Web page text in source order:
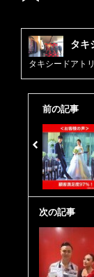
タキ
タキシードアト
前の記事
次の記事